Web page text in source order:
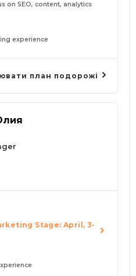
on SEO, content, analytics
experience
план подорожі
Stage: April, 3-